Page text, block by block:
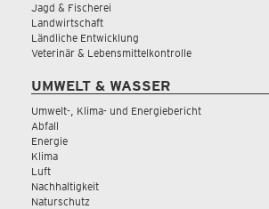
Jagd & Fischerei
Landwirtschaft
Ländliche Entwicklung
Veterinär & Lebensmittelkontrolle
UMWELT & WASSER
Umwelt-, Klima- und Energiebericht
Abfall
Energie
Klima
Luft
Nachhaltigkeit
Naturschutz